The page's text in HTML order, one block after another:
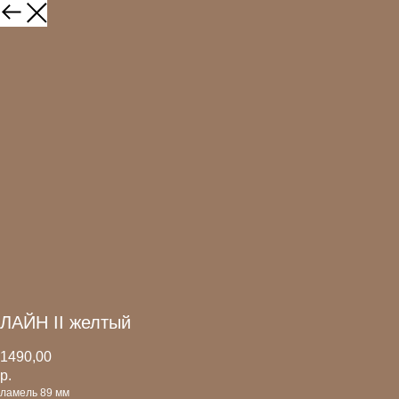
ЛАЙН II желтый
1490,00
р.
ламель 89 мм